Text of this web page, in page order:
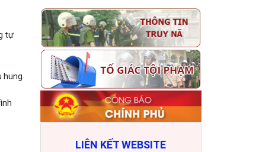
tự
hung
LIÊN KẾT WEBSITE